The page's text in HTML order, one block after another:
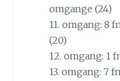
omgange (24)
11. omgang: 8
(20)
12. omgang: 1
13. omgang: 7